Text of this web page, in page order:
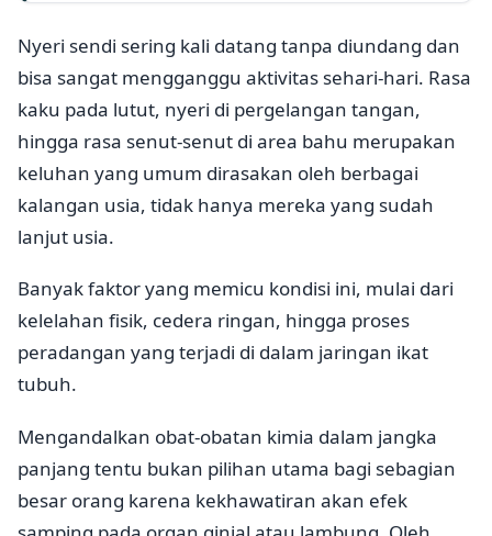
Nyeri sendi sering kali datang tanpa diundang dan
bisa sangat mengganggu aktivitas sehari-hari. Rasa
kaku pada lutut, nyeri di pergelangan tangan,
hingga rasa senut-senut di area bahu merupakan
keluhan yang umum dirasakan oleh berbagai
kalangan usia, tidak hanya mereka yang sudah
lanjut usia.
Banyak faktor yang memicu kondisi ini, mulai dari
kelelahan fisik, cedera ringan, hingga proses
peradangan yang terjadi di dalam jaringan ikat
tubuh.
Mengandalkan obat-obatan kimia dalam jangka
panjang tentu bukan pilihan utama bagi sebagian
besar orang karena kekhawatiran akan efek